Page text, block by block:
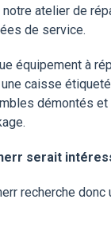
notre atelier de
de service.
équipement à
caisse
démontés et
serait
recherche donc